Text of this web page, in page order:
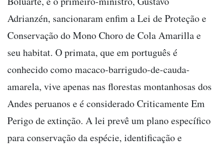
Adrianzén, sancionaram enfim a Lei de Proteção e
Conservação do Mono Choro de Cola Amarilla e
seu habitat. O primata, que em português é
conhecido como macaco-barrigudo-de-cauda-
amarela, vive apenas nas florestas montanhosas dos
Andes peruanos e é considerado Criticamente Em
Perigo de extinção. A lei prevê um plano específico
para conservação da espécie, identificação e